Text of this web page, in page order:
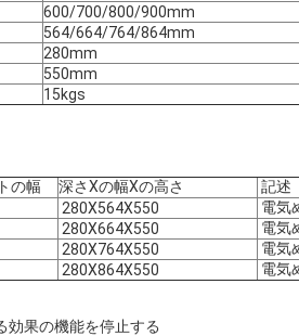
600/700/800/900mm
564/664/764/864mm
280mm
550mm
15kgs
の幅 深さXの幅Xの高さ
記述
280X564X550
電気
280X664X550
電気
280X764X550
電気
280X864X550 電気
効果の機能を停止する